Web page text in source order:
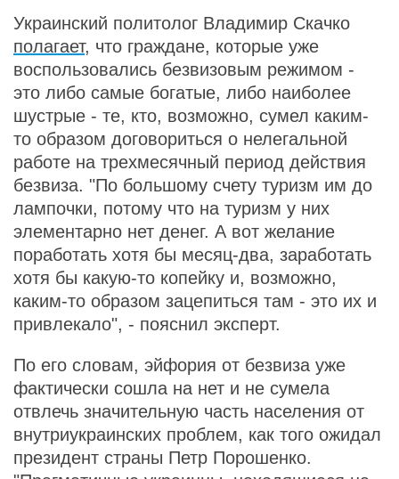
Украинский политолог Владимир Скачко
полагает, что граждане, которые уже
воспользовались безвизовым режимом -
это либо самые богатые, либо наиболее
шустрые - те, кто, возможно, сумел каким-
то образом договориться о нелегальной
работе на трехмесячный период действия
безвиза. "По большому счету туризм им до
лампочки, потому что на туризм у них
элементарно нет денег. А вот желание
поработать хотя бы месяц-два, заработать
хотя бы какую-то копейку и, возможно,
каким-то образом зацепиться там - это их и
привлекало", - пояснил эксперт.
По его словам, эйфория от безвиза уже
фактически сошла на нет и не сумела
отвлечь значительную часть населения от
внутриукраинских проблем, как того ожидал
президент страны Петр Порошенко.